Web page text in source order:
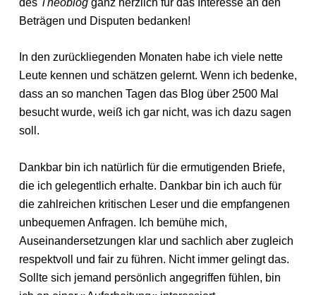
Beträgen und Disputen bedanken!
In den zurückliegenden Monaten habe ich viele nette
Leute kennen und schätzen gelernt. Wenn ich bedenke,
dass an so manchen Tagen das Blog über 2500 Mal
besucht wurde, weiß ich gar nicht, was ich dazu sagen
soll.
Dankbar bin ich natürlich für die ermutigenden Briefe,
die ich gelegentlich erhalte. Dankbar bin ich auch für
die zahlreichen kritischen Leser und die empfangenen
unbequemen Anfragen. Ich bemühe mich,
Auseinandersetzungen klar und sachlich aber zugleich
respektvoll und fair zu führen. Nicht immer gelingt das.
Sollte sich jemand persönlich angegriffen fühlen, bin